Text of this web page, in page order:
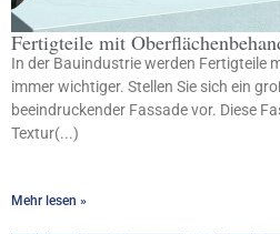
Fertigteile mit
In der Bauindustrie werden Fertigteile
immer wichtiger. Stellen Sie sich ein
beeindruckender Fassade vor. Diese
Textur(...)
Mehr lesen »